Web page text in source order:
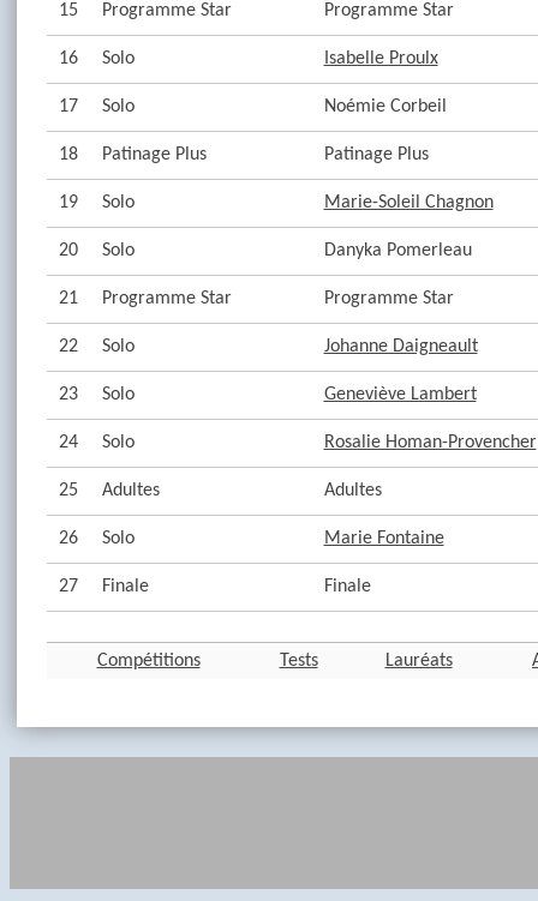
15 Programme Star Programme Star
16 Solo Isabelle Proulx
17 Solo Noémie Corbeil
18 Patinage Plus Patinage Plus
19 Solo Marie-Soleil Chagnon
20 Solo Danyka Pomerleau
21 Programme Star Programme Star
22 Solo Johanne Daigneault
23 Solo Geneviève Lambert
24 Solo Rosalie Homan-Provencher
25 Adultes Adultes
26 Solo Marie Fontaine
27 Finale Finale
Compétitions Tests Lauréats